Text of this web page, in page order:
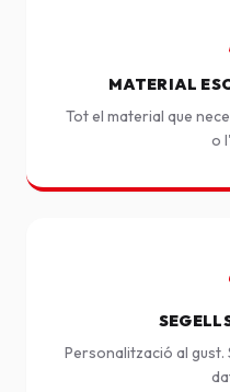
MATERIAL
Tot el material que
o
Personalització al gust.